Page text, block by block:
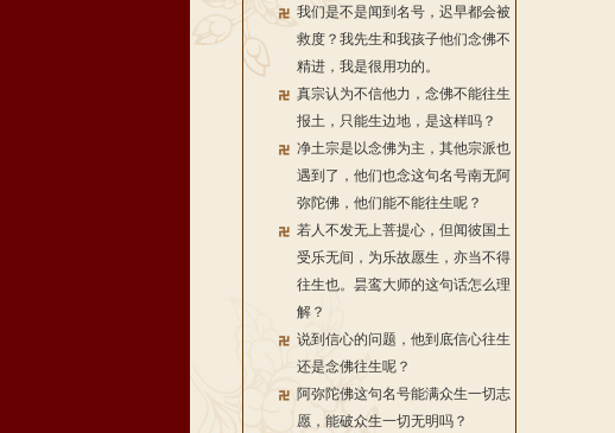
我们是不是闻到名号，迟早都会被
救度？我先生和我孩子他们念佛不
精进，我是很用功的。
真宗认为不信他力，念佛不能往生
报土，只能生边地，是这样吗？
净土宗是以念佛为主，其他宗派也
遇到了，他们也念这句名号南无阿
弥陀佛，他们能不能往生呢？
若人不发无上菩提心，但闻彼国土
受乐无间，为乐故愿生，亦当不得
往生也。昙鸾大师的这句话怎么理
解？
说到信心的问题，他到底信心往生
还是念佛往生呢？
阿弥陀佛这句名号能满众生一切志
愿，能破众生一切无明吗？